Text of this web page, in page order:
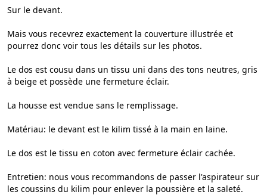
Sur le devant.
Mais vous recevrez exactement la couverture illustrée et
pourrez donc voir tous les détails sur les photos.
Le dos est cousu dans un tissu uni dans des tons neutres, gris
à beige et possède une fermeture éclair.
La housse est vendue sans le remplissage.
Matériau: le devant est le kilim tissé à la main en laine.
Le dos est le tissu en coton avec fermeture éclair cachée.
Entretien: nous vous recommandons de passer l'aspirateur sur
les coussins du kilim pour enlever la poussière et la saleté.